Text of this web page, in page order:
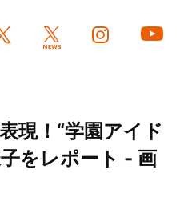
現！“学園アイド
をレポート - 画